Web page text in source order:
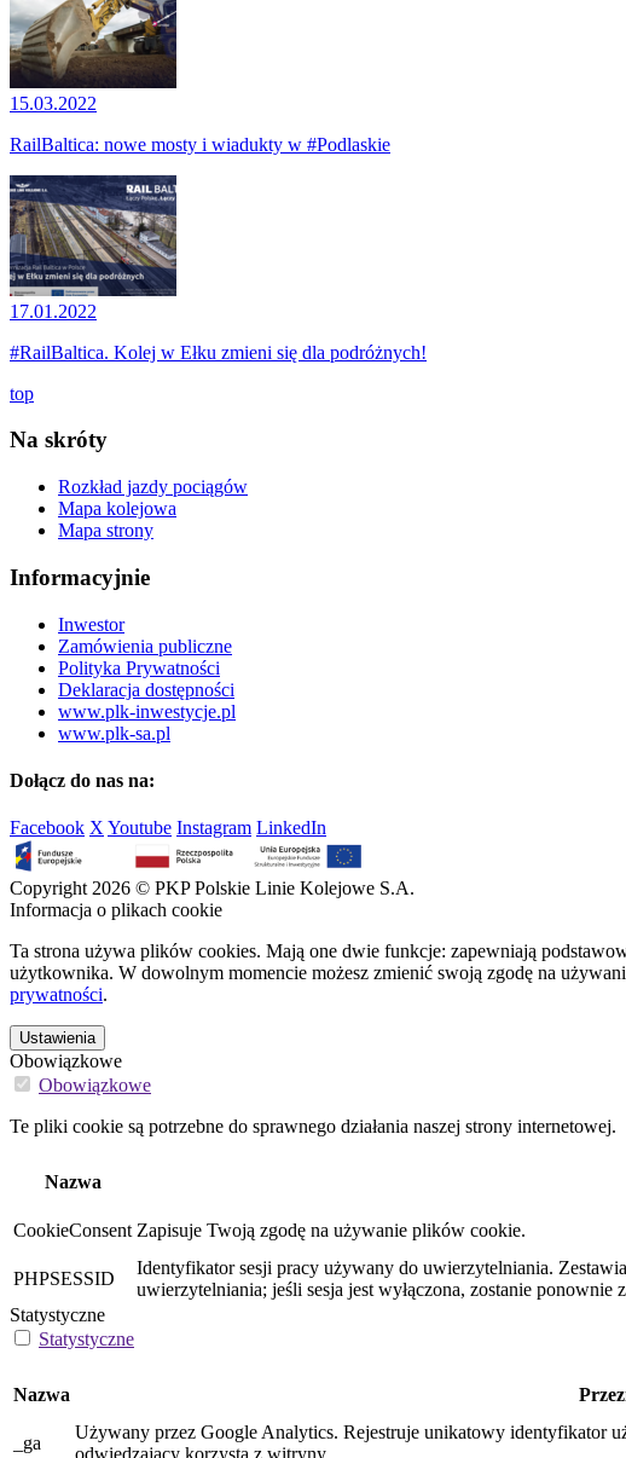
15.03.2022
RailBaltica: nowe mosty i wiadukty w #Podlaskie
17.01.2022
#RailBaltica. Kolej w Ełku zmieni się dla podróżnych!
top
Na skróty
Rozkład jazdy pociągów
Mapa kolejowa
Mapa strony
Informacyjnie
Inwestor
Zamówienia publiczne
Polityka Prywatności
Deklaracja dostępności
www.plk-inwestycje.pl
www.plk-sa.pl
Dołącz do nas na:
Facebook X Youtube Instagram LinkedIn
Copyright 2026 © PKP Polskie Linie Kolejowe S.A.
Informacja o plikach cookie
Ta strona używa plików cookies. Mają one dwie funkcje: zapewniają
użytkownika. W dowolnym momencie możesz zmienić swoją zgodę na
prywatności.
Ustawienia
Obowiązkowe
Obowiązkowe
Te pliki cookie są potrzebne do sprawnego działania naszej strony internetowej.
Nazwa
CookieConsent Zapisuje Twoją zgodę na używanie plików cookie.
PHPSESSID
Identyfikator sesji pracy używany do uwierzytelniania.
uwierzytelniania; jeśli sesja jest wyłączona, zostanie ponownie
Statystyczne
Statystyczne
Nazwa
_ga
Używany przez Google Analytics. Rejestruje unikatowy identyfikator
odwiedzający korzysta z witryny.